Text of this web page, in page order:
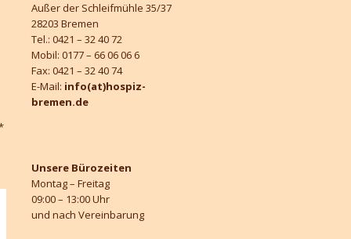
Außer der Schleifmühle 35/37
28203 Bremen
Tel.: 0421 – 32 40 72
Mobil: 0177 – 66 06 06 6
Fax: 0421 – 32 40 74
E-Mail: info(at)hospiz-
bremen.de
Unsere Bürozeiten
Montag – Freitag
09:00 – 13:00 Uhr
und nach Vereinbarung